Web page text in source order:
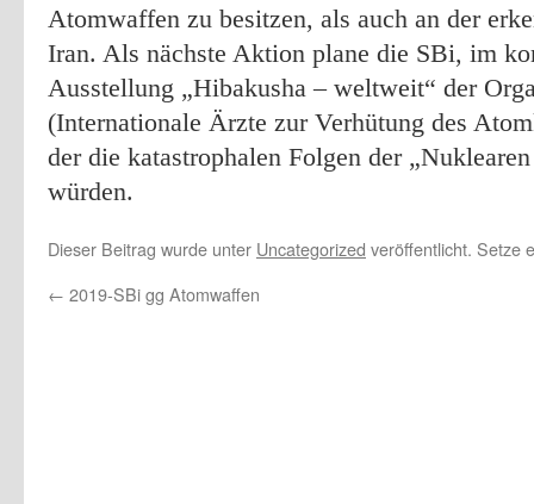
Atomwaffen zu besitzen, als auch an der
Iran. Als nächste Aktion plane die SBi, im
Ausstellung „Hibakusha – weltweit“ der
(Internationale Ärzte zur Verhütung des
der die katastrophalen Folgen der
würden.
Dieser Beitrag wurde unter Uncategorized veröffentlicht. Setze
← 2019-SBi gg Atomwaffen